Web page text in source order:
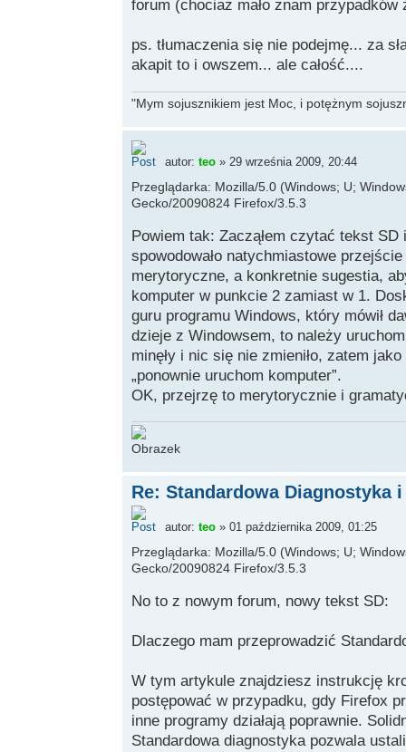
forum (chociaż mało znam przypadków
ps. tłumaczenia się nie podejmę... za
akapit to i owszem... ale całość....
"Mym sojusznikiem jest Moc, i potężnym
autor: teo » 29 września 2009, 20:44
Przeglądarka: Mozilla/5.0 (Windows; U;
Gecko/20090824 Firefox/3.5.3
Powiem tak: Zacząłem czytać tekst
spowodowało natychmiastowe przejście
merytoryczne, a konkretnie sugestia,
komputer w punkcie 2 zamiast w 1.
guru programu Windows, który mówił
dzieje z Windowsem, to należy
minęły i nic się nie zmieniło, zatem
„ponownie uruchom komputer”.
OK, przejrzę to merytorycznie i
Re: Standardowa Diagnostyka
autor: teo » 01 października 2009, 01:25
Przeglądarka: Mozilla/5.0 (Windows; U;
Gecko/20090824 Firefox/3.5.3
No to z nowym forum, nowy tekst SD:
Dlaczego mam przeprowadzić
W tym artykule znajdziesz instrukcję
postępować w przypadku, gdy Firefox
inne programy działają poprawnie.
Standardowa diagnostyka pozwala